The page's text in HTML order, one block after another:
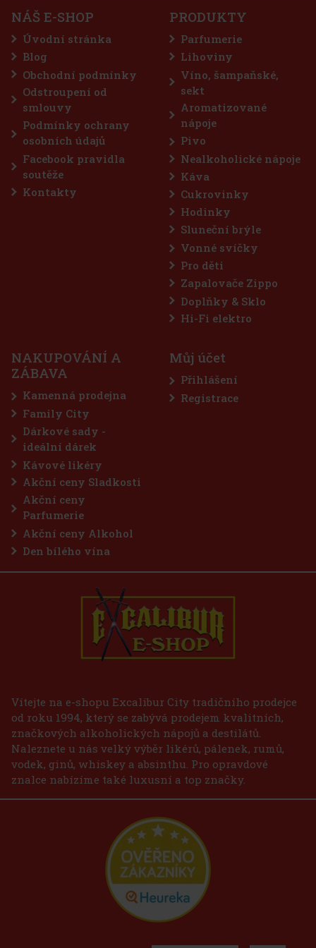
(> 5 ks)
jsou žvýkačky bez cukru s osvěžující příchutí
(spearmint), které přinášejí dlouhotrvající svěžest
každém žvýkání. Praktická dóza obsahuje 46 dražé a
provedení ji můžete mít stále po ruce – v autě,
DPH 57 Kč
Do košíku
Sleva: 43%
Extreme dražé dóza 64 g
Extreme jsou bezcukrové žvýkačky určené pro
kteří vyhledávají maximálně intenzivní mentolové
Silná kombinace chladivých mentolových tónů přináší
pocit svěžesti a dlouhotrvající svěží dech. Praktická dóza
DPH 57 Kč
NÁŠ E-SHOP
Úvodní stránka
Blog
Obchodní podmínky
Odstroupení od
smlouvy
Podmínky ochrany
osobních údajů
Facebook pravidla
soutěže
Kontakty
PRODUKTY
Parfumerie
Lihoviny
Víno, šampaňské,
sekt
Aromatizované
nápoje
Pivo
Nealkoholické nápoje
Káva
Cukrovinky
Hodinky
Sluneční brýle
Vonné svíčky
Pro děti
Zapalovače Zippo
Doplňky & Sklo
Hi-Fi elektro
NAKUPOVÁNÍ A
ZÁBAVA
Kamenná prodejna
Family City
Dárkové sady -
ideální dárek
Kávové likéry
Akční ceny Sladkosti
Akční ceny
Parfumerie
Akční ceny Alkohol
Den bílého vína
Můj účet
Přihlášení
Registrace
Vítejte na e-shopu Excalibur City tradičního prodejce
od roku 1994, který se zabývá prodejem kvalitních,
značkových alkoholických nápojů a destilátů.
Naleznete u nás velký výběr likérů, pálenek, rumů,
vodek, ginů, whiskey a absinthu. Pro opravdové
znalce nabízíme také luxusní a top značky.